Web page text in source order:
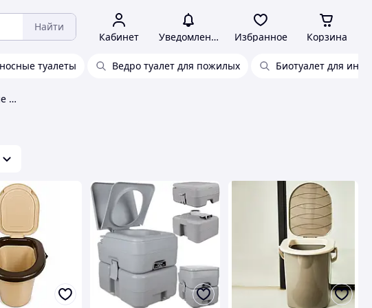
Найти
Кабинет Уведомления Избранное Корзина
туалеты Ведро туалет для пожилых Биотуалет для
Биотуалеты и кабинки туалетные дачные